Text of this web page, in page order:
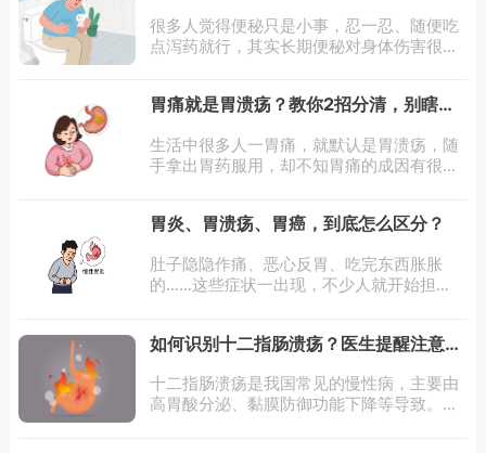
很多人觉得便秘只是小事，忍一忍、随便吃
点泻药就行，其实长期便秘对身体伤害很
几点：每周排便少于3次；大便干
胃痛就是胃溃疡？教你2招分清，别瞎吃
生活中很多人一胃痛，就默认是胃溃疡，随
手拿出胃药服用，却不知胃痛的成因有很
与胃溃疡的疼痛特点、伴随症状有明显区别
胃炎、胃溃疡、胃癌，到底怎么区分？
肚子隐隐作痛、恶心反胃、吃完东西胀胀
的……这些症状一出现，不少人就开始担
先看症状。胃炎就像胃在“闹脾气”，吃不对
如何识别十二指肠溃疡？医生提醒注意这
十二指肠溃疡是我国常见的慢性病，主要由
高胃酸分泌、黏膜防御功能下降等导致。胃